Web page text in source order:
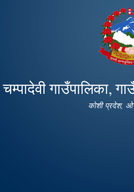
main
content
चम्पादेवी गाउँपालिका,
कोशी प्रदेश,